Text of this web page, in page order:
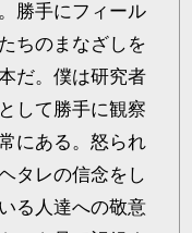
勝手にフィール
ちのまなざしを
だ。僕は研究者
して勝手に観察
にある。怒られ
タレの信念をし
る人達への敬意